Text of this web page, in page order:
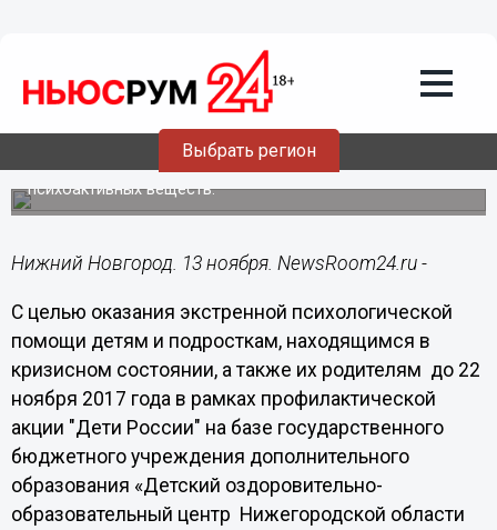
Выбрать регион
Телефон доверия и консультации
специалистов организованы в рамках
акции «Дети России»
Центр проводит психолого-педагогическую коррекцию,
реабилитацию подростков, имеющих опыт употребления
психоактивных веществ.
Нижний Новгород. 13 ноября. NewsRoom24.ru -
С целью оказания экстренной психологической
помощи детям и подросткам, находящимся в
кризисном состоянии, а также их родителям до 22
ноября 2017 года в рамках профилактической
акции "Дети России" на базе государственного
бюджетного учреждения дополнительного
образования «Детский оздоровительно-
образовательный центр Нижегородской области